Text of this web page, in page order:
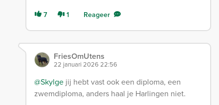
7 1 Reageer
FriesOmUtens
22 januari 2026 22:56
@Skylgejij hebt vast ook een diploma, een
zwemdiploma, anders haal je Harlingen niet.